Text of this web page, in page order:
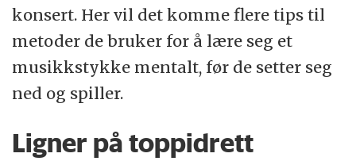
konsert. Her vil det komme flere tips til
metoder de bruker for å lære seg et
musikkstykke mentalt, før de setter seg
ned og spiller.
Ligner på toppidrett